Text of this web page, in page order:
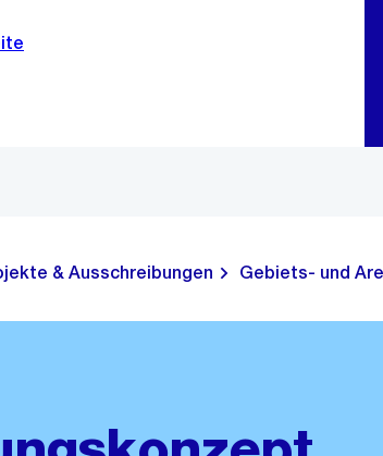
& Ausschreibungen Gebiets- und